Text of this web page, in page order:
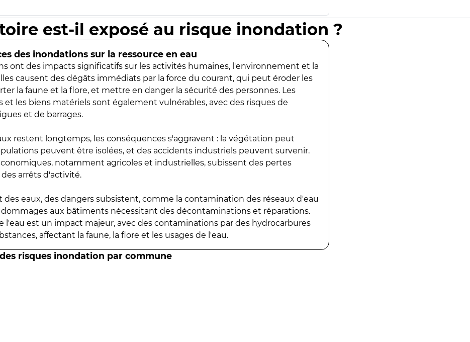
est-il exposé au risque inondation ?
des inondations sur la ressource en eau
ont des impacts significatifs sur les activités humaines, l'environnement et la
causent des dégâts immédiats par la force du courant, qui peut éroder les
la faune et la flore, et mettre en danger la sécurité des personnes. Les
et les biens matériels sont également vulnérables, avec des risques de
et de barrages.
restent longtemps, les conséquences s'aggravent : la végétation peut
peuvent être isolées, et des accidents industriels peuvent survenir.
notamment agricoles et industrielles, subissent des pertes
arrêts d'activité.
des eaux, des dangers subsistent, comme la contamination des réseaux d'eau
aux bâtiments nécessitant des décontaminations et réparations.
l'eau est un impact majeur, avec des contaminations par des hydrocarbures
affectant la faune, la flore et les usages de l'eau.
risques inondation par commune